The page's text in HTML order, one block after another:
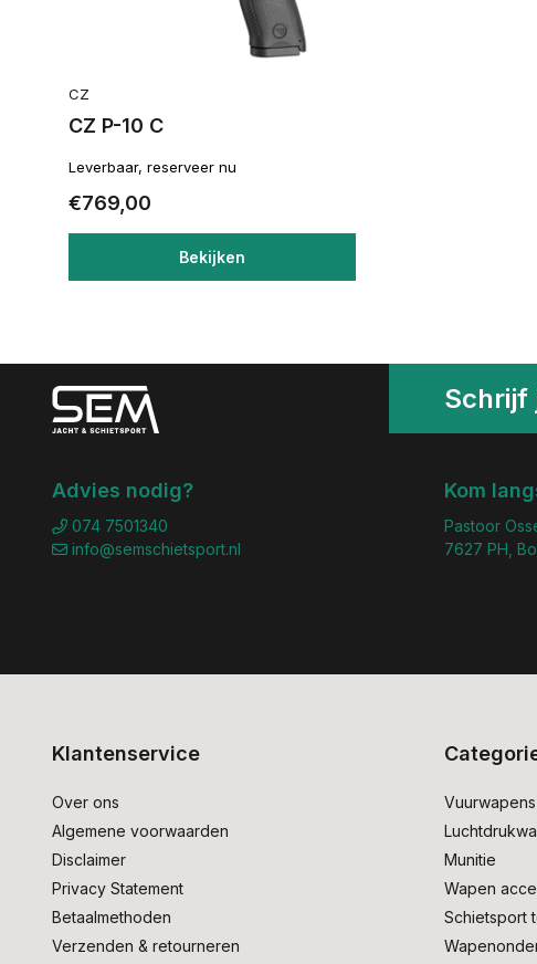
CZ
CZ P-10 C
Leverbaar, reserveer nu
€769,00
Bekijken
Schrijf
Advies nodig?
074 7501340
info@semschietsport.nl
Kom
Pastoor
7627 PH,
Klantenservice
Over ons
Algemene voorwaarden
Disclaimer
Privacy Statement
Betaalmethoden
Verzenden & retourneren
Vuurwapens
Munitie
Wapen
Schietsport